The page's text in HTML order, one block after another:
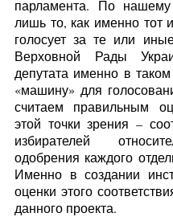
парламента. По
лишь то, как именно тот
голосует за те или
Верховной Рады
депутата именно в
«машину» для
считаем правильным
этой точки зрения –
избирателей
одобрения каждого
Именно в создании
оценки этого
данного проекта.